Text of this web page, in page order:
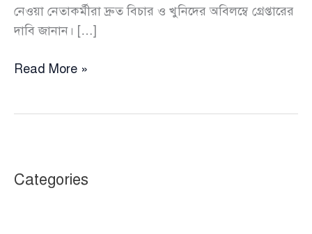
নেওয়া নেতাকর্মীরা দ্রুত বিচার ও খুনিদের অবিলম্বে গ্রেপ্তারের
দাবি জানান। […]
প্রাইম
বিচার
Read More »
Categories